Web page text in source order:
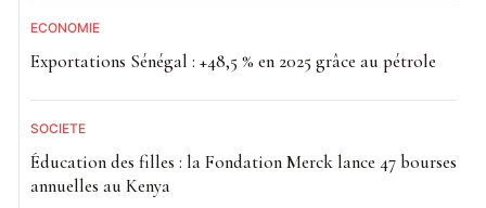
ECONOMIE
Exportations Sénégal : +48,5 % en 2025 grâce au pétrole
SOCIETE
Éducation des filles : la Fondation Merck lance 47 bourses
annuelles au Kenya